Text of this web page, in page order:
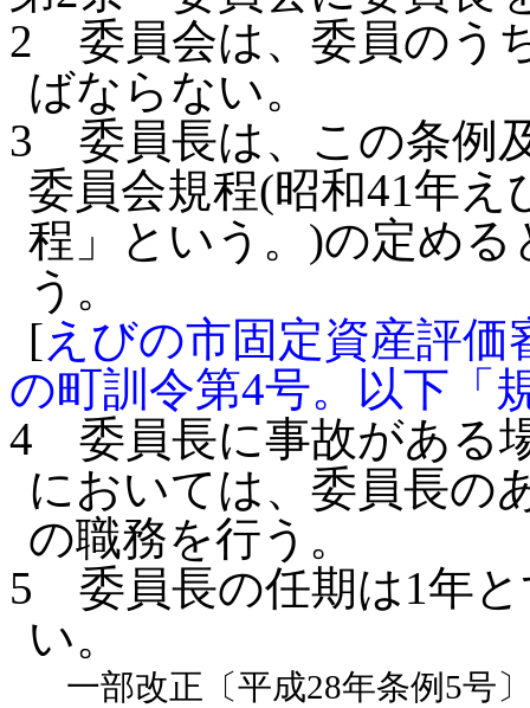
2 委員会は、委員のう
ばならない。
3 委員長は、この条例
委員会規程(昭和41年
程」という。)の定め
う。
[えびの市固定資産評
の町訓令第4号。以下「
4 委員長に事故がある
においては、委員長の
の職務を行う。
5 委員長の任期は1年
い。
一部改正〔平成28年条例5号〕